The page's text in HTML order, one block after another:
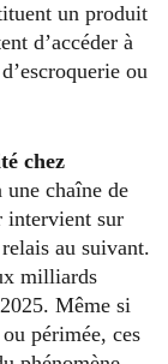
un produit
d’accéder à
ou
chez
chaîne de
intervient sur
au suivant.
milliards
Même si
périmée, ces